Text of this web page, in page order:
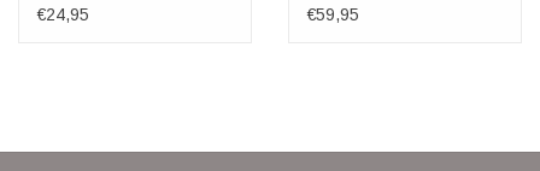
€24,95
€59,95